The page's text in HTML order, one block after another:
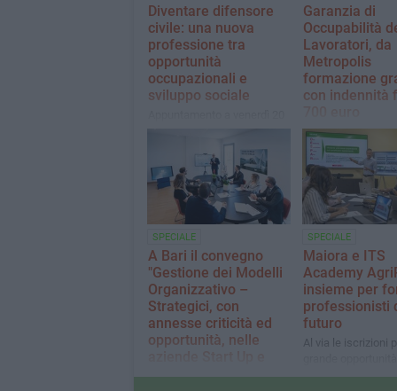
Diventare difensore
civile: una nuova
professione tra
opportunità
occupazionali e
sviluppo sociale
febbraio, nella Sala San
Luigi di Trani, con l’evento di
presentazione
Garanzia di
Occupabilità
Lavoratori, da
Metropolis
formazione
con indennità
Al via 50 percorsi
formazione
all’Avviso 3 –
GOL/2023
SPECIALE
A Bari il convegno
"Gestione dei Modelli
Organizzativo –
Strategici, con
annesse criticità ed
opportunità, nelle
Spin Off"
SPECIALE
Maiora e ITS
Academy
insieme per
professionisti
futuro
Al via le iscrizioni
grande
giovani pugliesi,